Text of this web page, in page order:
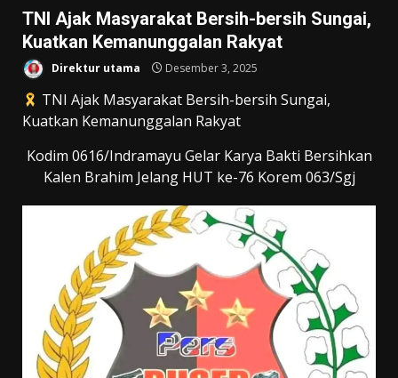
TNI Ajak Masyarakat Bersih-bersih Sungai,
Kuatkan Kemanunggalan Rakyat
Direktur utama Desember 3, 2025
TNI Ajak Masyarakat Bersih-bersih Sungai,
Kuatkan Kemanunggalan Rakyat
Kodim 0616/Indramayu Gelar Karya Bakti Bersihkan
Kalen Brahim Jelang HUT ke-76 Korem 063/Sgj